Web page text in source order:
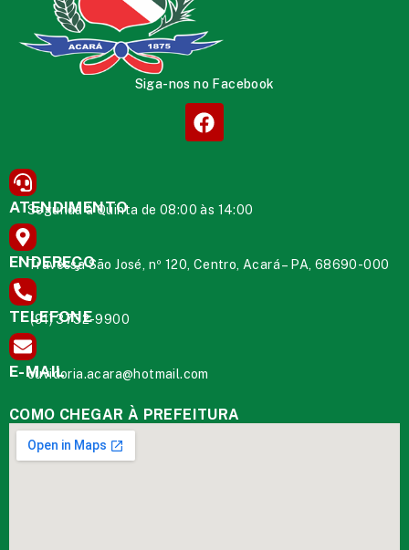
Siga-nos no Facebook
ATENDIMENTO
Segunda à Quinta de 08:00 às 14:00
ENDEREÇO
Travessa São José, nº 120, Centro, Acará – PA, 68690-000
TELEFONE
(91) 3732-9900
E-MAIL
ouvidoria.acara@hotmail.com
COMO CHEGAR À PREFEITURA